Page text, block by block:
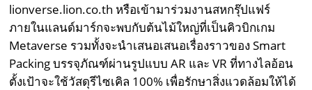
lionverse.lion.co.th หรือเข้ามาร่วมงานสหกรุ๊ปแฟร์
ภายในแลนด์มาร์กจะพบกับต้นไม้ใหญ่ที่เป็นคิวบิกเกม
Metaverse รวมทั้งจะนำเสนอเสนอเรื่องราวของ Smart
Packing บรรจุภัณฑ์ผ่านรูปแบบ AR และ VR ที่ทางไลอ้อน
ตั้งเป้าจะใช้วัสดุรีไซเคิล 100% เพื่อรักษาสิ่งแวดล้อมให้ได้